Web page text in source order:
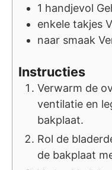
1 handjevol
enkele takjes
naar smaak
Instructies
Verwarm de
ventilatie en
bakplaat.
Rol de
de bakplaat